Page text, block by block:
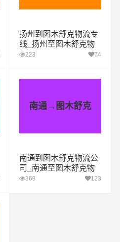
扬州到图木舒克物流专
线_扬州至图木舒克物
流公司
223 74
南通→图木舒克
南通到图木舒克物流公
司_南通至图木舒克物
流专线
369 123